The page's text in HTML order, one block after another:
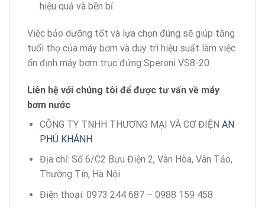
hiệu quả và bền bỉ.
Việc bảo dưỡng tốt và lựa chọn đúng sẽ giúp tăng
tuổi thọ của máy bơm và duy trì hiệu suất làm việc
ổn định máy bơm trục đứng Speroni VS8-20
Liên hệ với chúng tôi để được tư vấn về máy
bơm nước
CÔNG TY TNHH THƯƠNG MẠI VÀ CƠ ĐIỆN AN
PHÚ KHÁNH
Địa chỉ: Số 6/C2 Bưu Điện 2, Vân Hòa, Vân Tảo,
Thường Tín, Hà Nội
Điện thoại: 0973 244 687 – 0988 159 458